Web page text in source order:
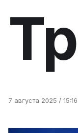
7 августа 2025 / 15:16